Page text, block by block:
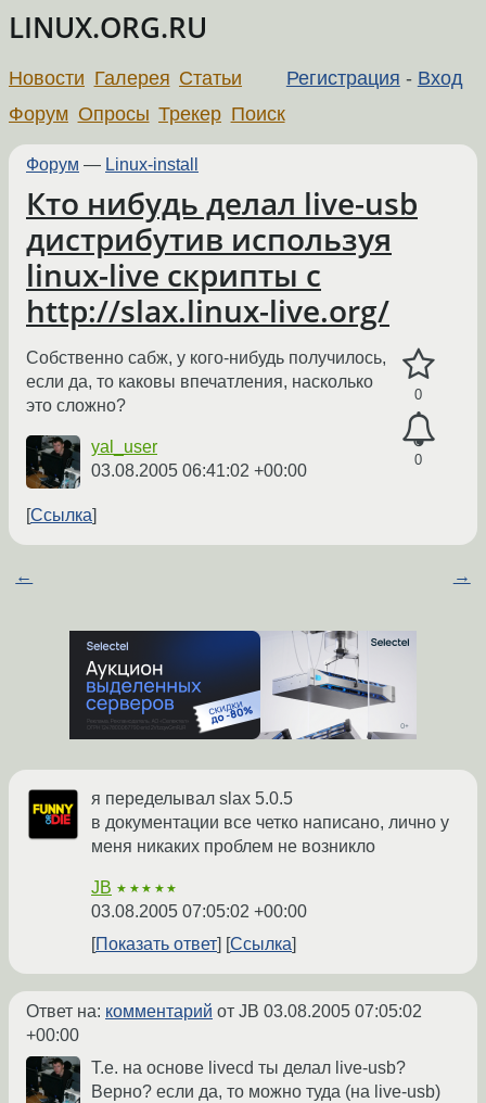
LINUX.ORG.RU
Регистрация - Вход
Новости Галерея Статьи
Форум Опросы Трекер Поиск
Форум — Linux-install
Кто нибудь делал live-usb
дистрибутив используя
linux-live скрипты с
http://slax.linux-live.org/
0
0
Собственно сабж, у кого-нибудь получилось,
если да, то каковы впечатления, насколько
это сложно?
yal_user
03.08.2005 06:41:02 +00:00
Ссылка
← →
я переделывал slax 5.0.5
в документации все четко написано, лично у
меня никаких проблем не возникло
JB ★★★★★
03.08.2005 07:05:02 +00:00
Показать ответ
Ссылка
Ответ на: комментарий от JB 03.08.2005 07:05:02
+00:00
Т.е. на основе livecd ты делал live-usb?
Верно? если да, то можно туда (на live-usb)